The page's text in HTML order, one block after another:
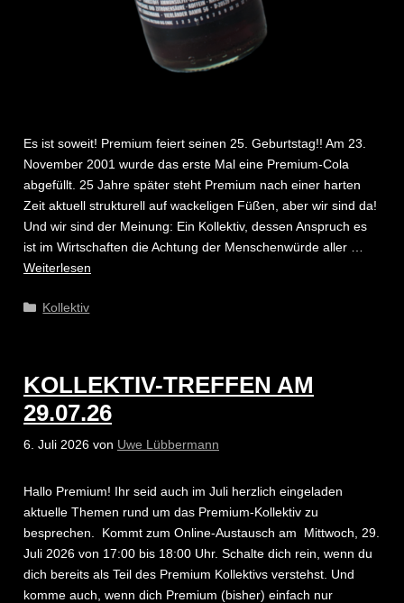
Es ist soweit! Premium feiert seinen 25. Geburtstag!! Am 23.
November 2001 wurde das erste Mal eine Premium-Cola
abgefüllt. 25 Jahre später steht Premium nach einer harten
Zeit aktuell strukturell auf wackeligen Füßen, aber wir sind da!
Und wir sind der Meinung: Ein Kollektiv, dessen Anspruch es
ist im Wirtschaften die Achtung der Menschenwürde aller …
Weiterlesen
Kategorien
Kollektiv
KOLLEKTIV-TREFFEN AM
29.07.26
6. Juli 2026 von Uwe Lübbermann
Hallo Premium! Ihr seid auch im Juli herzlich eingeladen
aktuelle Themen rund um das Premium-Kollektiv zu
besprechen. Kommt zum Online-Austausch am Mittwoch, 29.
Juli 2026 von 17:00 bis 18:00 Uhr. Schalte dich rein, wenn du
dich bereits als Teil des Premium Kollektivs verstehst. Und
komme auch, wenn dich Premium (bisher) einfach nur